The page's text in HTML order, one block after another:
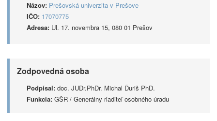
Názov: Prešovská univerzita v Prešove
IČO: 17070775
Adresa: Ul. 17. novembra 15, 080 01 Prešov
Zodpovedná osoba
Podpísal: doc. JUDr.PhDr. Michal Ďuriš PhD.
Funkcia: GŠR / Generálny riaditeľ osobného úradu